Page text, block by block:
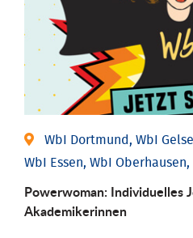
WbI Dortmund, WbI
WbI Essen, WbI
Powerwoman: Individu­elles
Aka­demiker­innen